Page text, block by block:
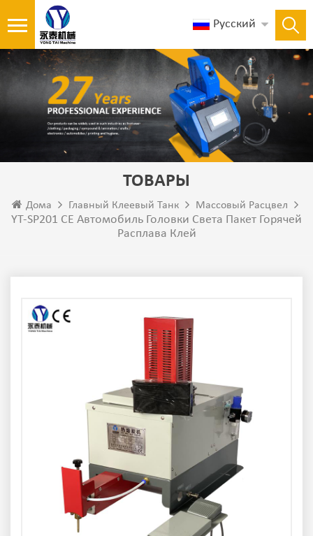
Русский
ТОВАРЫ
Дома Главный Клеевый Танк Массовый Расцвел
YT-SP201 CE Автомобиль Головки Света Пакет Горячей
Расплава Клей